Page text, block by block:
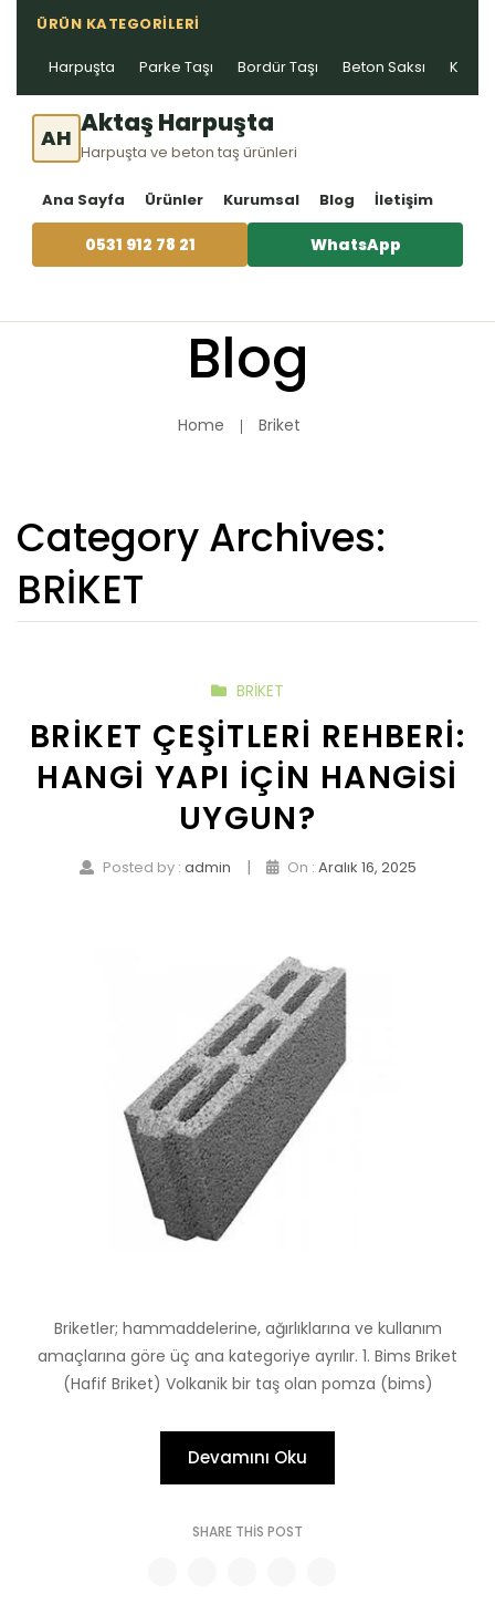
ÜRÜN KATEGORILERI
Harpuşta Parke Taşı Bordür Taşı Beton Saksı Kablo
AH Aktaş Harpuşta
Harpuşta ve beton taş ürünleri
Ana Sayfa Ürünler Kurumsal Blog İletişim
0531 912 78 21 WhatsApp
Blog
Home Briket
Category Archives:
BRIKET
BRIKET
BRIKET ÇEŞITLERI REHBERI:
HANGI YAPI İÇIN HANGISI
UYGUN?
Posted by : admin | On : Aralık 16, 2025
Briketler; hammaddelerine, ağırlıklarına ve kullanım
amaçlarına göre üç ana kategoriye ayrılır. 1. Bims Briket
(Hafif Briket) Volkanik bir taş olan pomza (bims)
Devamını Oku
SHARE THIS POST